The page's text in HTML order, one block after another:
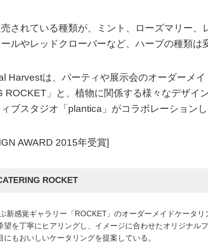
されている種類が、ミント、ローズマリー、
ルやレッドクローバーなど、ハーブの種類は
Harvestは、パーティや展示会のオーダーメ
ROCKET」と、植物に関係する様々なデザイ
ブスタジオ「plantica」がコラボレーションし
AWARD 2015年受賞]
ROCKET
ぶ新感覚ギャラリー「ROCKET」のオーダーメイドケータ
望を丁寧にヒアリングし、イメージに合わせたオリジナル
にもおいしいケータリングを提案している。